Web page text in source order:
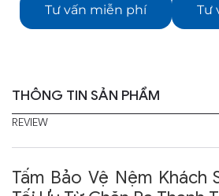
Tư vấn miễn phí Tư
THÔNG TIN SẢN PHẨM
REVIEW
Tấm Bảo Vệ Nệm Khách